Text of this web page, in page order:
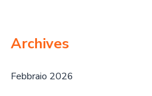
Archives
Febbraio 2026